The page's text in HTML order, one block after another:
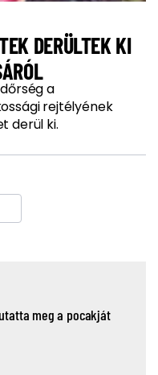
DERÜLTEK KI
a
rejtélyének
derül ki.
meg a pocakját